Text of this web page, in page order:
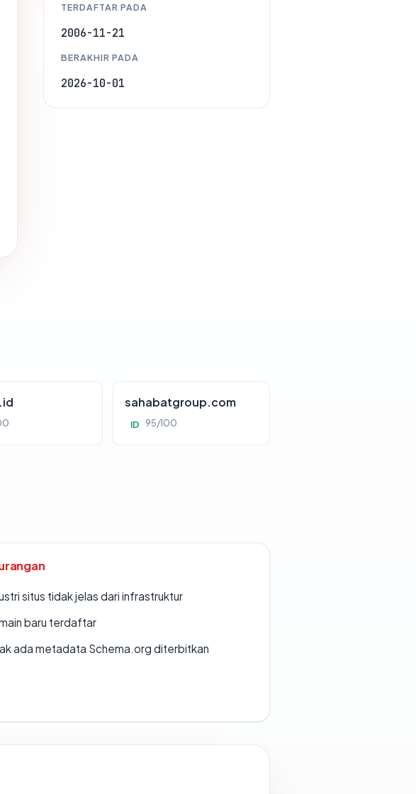
TERDAFTAR PADA
2006-11-21
BERAKHIR PADA
2026-10-01
sahabatgroup.com
ID 95/100
situs tidak jelas dari infrastruktur
baru terdaftar
ada metadata Schema.org diterbitkan